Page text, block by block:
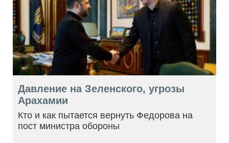
Давление на Зеленского, угрозы
Арахамии
Кто и как пытается вернуть Федорова на
пост министра обороны